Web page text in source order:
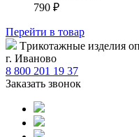
790 ₽
Перейти в товар
Tрикотажные изделия
г. Иваново
8 800 201 19 37
Заказать звонок